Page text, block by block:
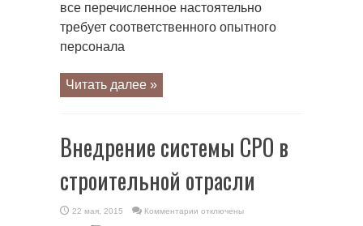
все перечисленное настоятельно
требует соответственного опытного
персонала
Читать далее »
Внедрение системы СРО в
строительной отрасли
22 мая, 2015 Комментарии отключены